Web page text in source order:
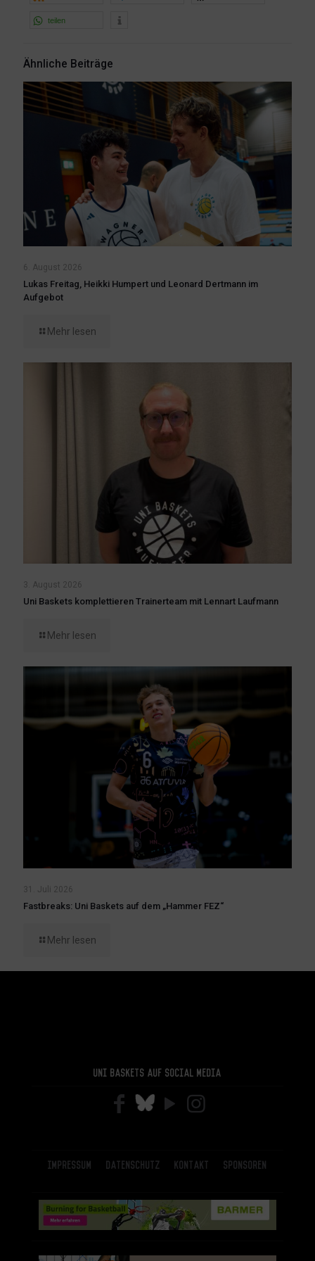
teilen
Ähnliche Beiträge
6. August 2026
Lukas Freitag, Heikki Humpert und Leonard Dertmann im
Aufgebot
Mehr lesen
3. August 2026
Uni Baskets komplettieren Trainerteam mit Lennart Laufmann
Mehr lesen
31. Juli 2026
Fastbreaks: Uni Baskets auf dem „Hammer FEZ“
Mehr lesen
Uni Baskets auf Social Media
Impressum Datenschutz Kontakt Sponsoren